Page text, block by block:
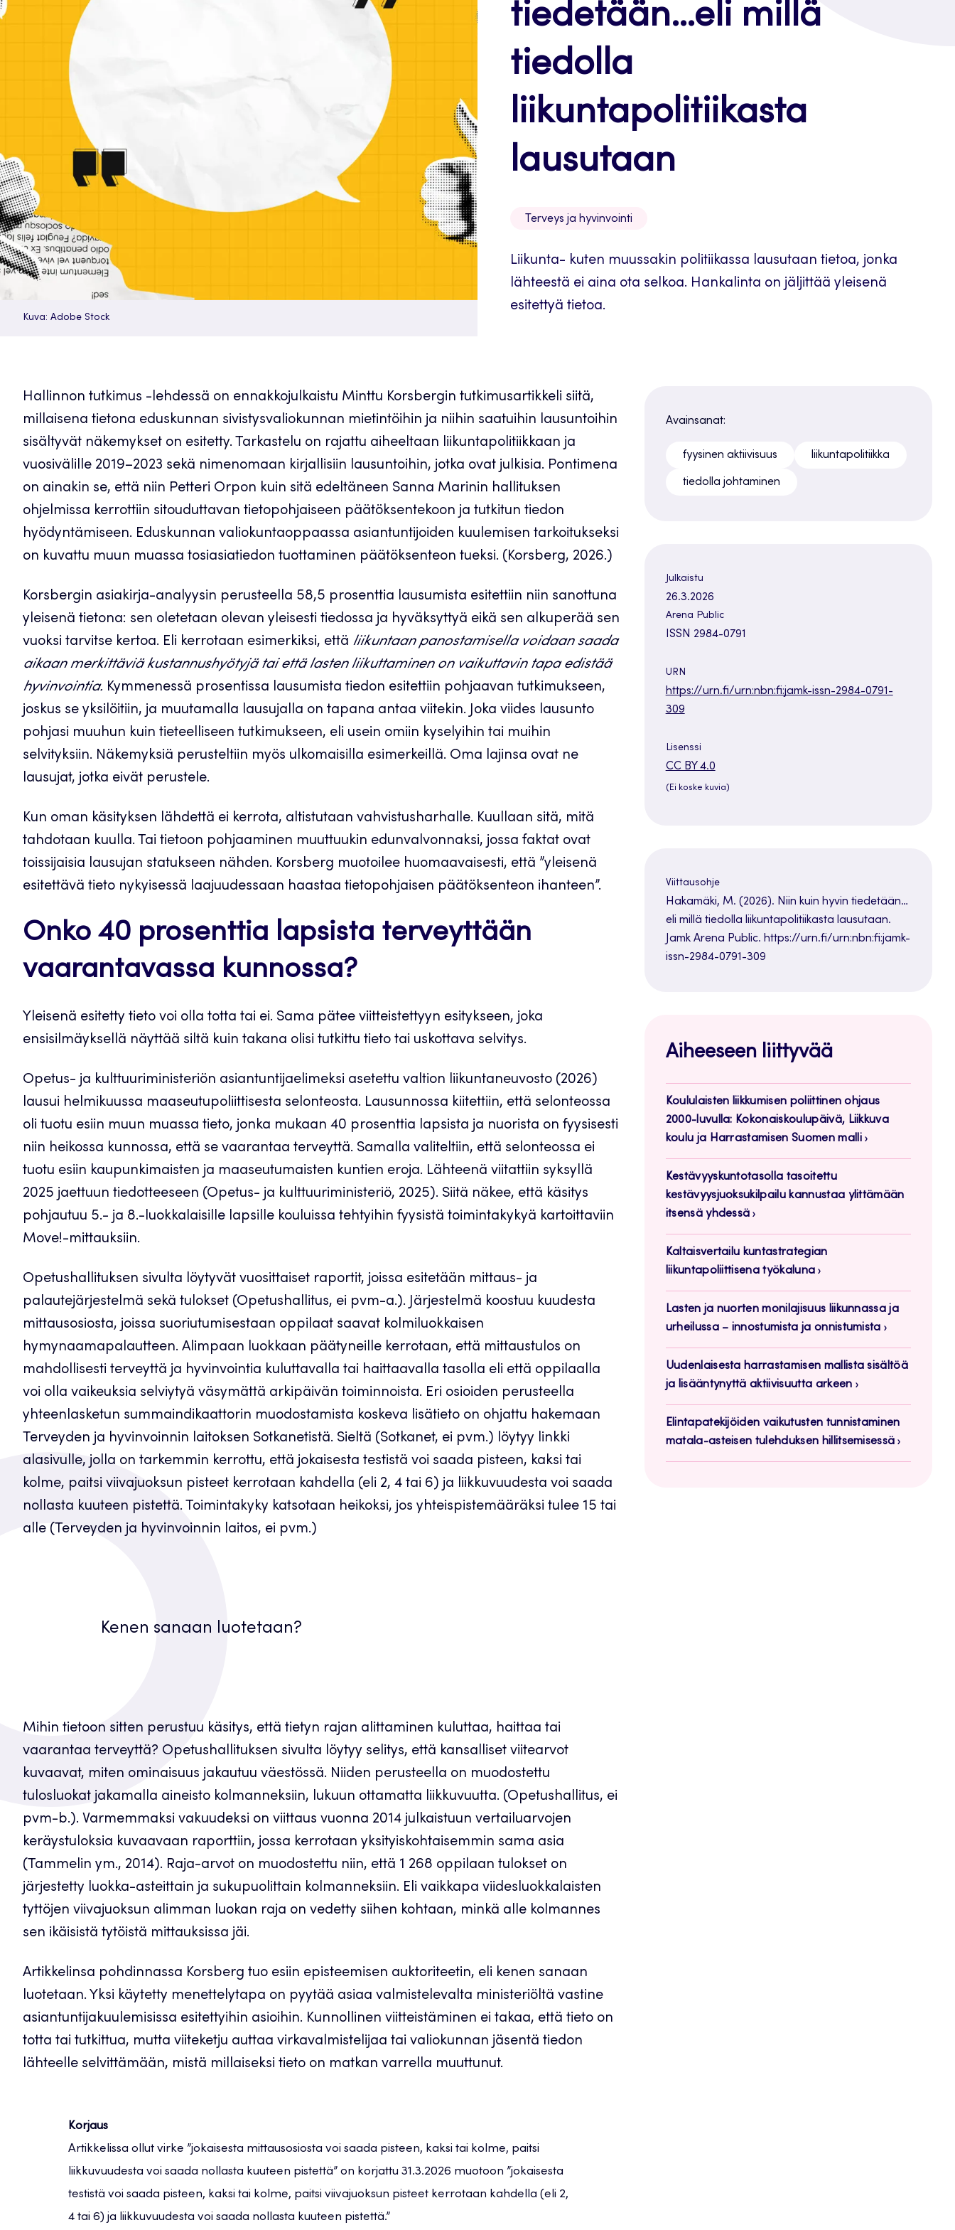
Kuva: Adobe Stock
tiedetään…eli millä
tiedolla
liikuntapolitiikasta
lausutaan
Terveys ja hyvinvointi
Liikunta- kuten muussakin politiikassa lausutaan tietoa, jonka
lähteestä ei aina ota selkoa. Hankalinta on jäljittää yleisenä
esitettyä tietoa.
Hallinnon tutkimus -lehdessä on ennakkojulkaistu Minttu Korsbergin tutkimusartikkeli siitä,
millaisena tietona eduskunnan sivistysvaliokunnan mietintöihin ja niihin saatuihin lausuntoihin
sisältyvät näkemykset on esitetty. Tarkastelu on rajattu aiheeltaan liikuntapolitiikkaan ja
vuosivälille 2019–2023 sekä nimenomaan kirjallisiin lausuntoihin, jotka ovat julkisia. Pontimena
on ainakin se, että niin Petteri Orpon kuin sitä edeltäneen Sanna Marinin hallituksen
ohjelmissa kerrottiin sitouduttavan tietopohjaiseen päätöksentekoon ja tutkitun tiedon
hyödyntämiseen. Eduskunnan valiokuntaoppaassa asiantuntijoiden kuulemisen tarkoitukseksi
on kuvattu muun muassa tosiasiatiedon tuottaminen päätöksenteon tueksi. (Korsberg, 2026.)
Korsbergin asiakirja-analyysin perusteella 58,5 prosenttia lausumista esitettiin niin sanottuna
yleisenä tietona: sen oletetaan olevan yleisesti tiedossa ja hyväksyttyä eikä sen alkuperää sen
vuoksi tarvitse kertoa. Eli kerrotaan esimerkiksi, että liikuntaan panostamisella voidaan saada
aikaan merkittäviä kustannushyötyjä tai että lasten liikuttaminen on vaikuttavin tapa edistää
hyvinvointia. Kymmenessä prosentissa lausumista tiedon esitettiin pohjaavan tutkimukseen,
joskus se yksilöitiin, ja muutamalla lausujalla on tapana antaa viitekin. Joka viides lausunto
pohjasi muuhun kuin tieteelliseen tutkimukseen, eli usein omiin kyselyihin tai muihin
selvityksiin. Näkemyksiä perusteltiin myös ulkomaisilla esimerkeillä. Oma lajinsa ovat ne
lausujat, jotka eivät perustele.
Kun oman käsityksen lähdettä ei kerrota, altistutaan vahvistusharhalle. Kuullaan sitä, mitä
tahdotaan kuulla. Tai tietoon pohjaaminen muuttuukin edunvalvonnaksi, jossa faktat ovat
toissijaisia lausujan statukseen nähden. Korsberg muotoilee huomaavaisesti, että ”yleisenä
esitettävä tieto nykyisessä laajuudessaan haastaa tietopohjaisen päätöksenteon ihanteen”.
Onko 40 prosenttia lapsista terveyttään
vaarantavassa kunnossa?
Yleisenä esitetty tieto voi olla totta tai ei. Sama pätee viitteistettyyn esitykseen, joka
ensisilmäyksellä näyttää siltä kuin takana olisi tutkittu tieto tai uskottava selvitys.
Opetus- ja kulttuuriministeriön asiantuntijaelimeksi asetettu valtion liikuntaneuvosto (2026)
lausui helmikuussa maaseutupoliittisesta selonteosta. Lausunnossa kiitettiin, että selonteossa
oli tuotu esiin muun muassa tieto, jonka mukaan 40 prosenttia lapsista ja nuorista on fyysisesti
niin heikossa kunnossa, että se vaarantaa terveyttä. Samalla valiteltiin, että selonteossa ei
tuotu esiin kaupunkimaisten ja maaseutumaisten kuntien eroja. Lähteenä viitattiin syksyllä
2025 jaettuun tiedotteeseen (Opetus- ja kulttuuriministeriö, 2025). Siitä näkee, että käsitys
pohjautuu 5.- ja 8.-luokkalaisille lapsille kouluissa tehtyihin fyysistä toimintakykyä kartoittaviin
Move!-mittauksiin.
Opetushallituksen sivulta löytyvät vuosittaiset raportit, joissa esitetään mittaus- ja
palautejärjestelmä sekä tulokset (Opetushallitus, ei pvm-a.). Järjestelmä koostuu kuudesta
mittausosiosta, joissa suoriutumisestaan oppilaat saavat kolmiluokkaisen
hymynaamapalautteen. Alimpaan luokkaan päätyneille kerrotaan, että mittaustulos on
mahdollisesti terveyttä ja hyvinvointia kuluttavalla tai haittaavalla tasolla eli että oppilaalla
voi olla vaikeuksia selviytyä väsymättä arkipäivän toiminnoista. Eri osioiden perusteella
yhteenlasketun summaindikaattorin muodostamista koskeva lisätieto on ohjattu hakemaan
Terveyden ja hyvinvoinnin laitoksen Sotkanetistä. Sieltä (Sotkanet, ei pvm.) löytyy linkki
alasivulle, jolla on tarkemmin kerrottu, että jokaisesta testistä voi saada pisteen, kaksi tai
kolme, paitsi viivajuoksun pisteet kerrotaan kahdella (eli 2, 4 tai 6) ja liikkuvuudesta voi saada
nollasta kuuteen pistettä. Toimintakyky katsotaan heikoksi, jos yhteispistemääräksi tulee 15 tai
alle (Terveyden ja hyvinvoinnin laitos, ei pvm.)
Kenen sanaan luotetaan?
Mihin tietoon sitten perustuu käsitys, että tietyn rajan alittaminen kuluttaa, haittaa tai
vaarantaa terveyttä? Opetushallituksen sivulta löytyy selitys, että kansalliset viitearvot
kuvaavat, miten ominaisuus jakautuu väestössä. Niiden perusteella on muodostettu
tulosluokat jakamalla aineisto kolmanneksiin, lukuun ottamatta liikkuvuutta. (Opetushallitus, ei
pvm-b.). Varmemmaksi vakuudeksi on viittaus vuonna 2014 julkaistuun vertailuarvojen
keräystuloksia kuvaavaan raporttiin, jossa kerrotaan yksityiskohtaisemmin sama asia
(Tammelin ym., 2014). Raja-arvot on muodostettu niin, että 1 268 oppilaan tulokset on
järjestetty luokka-asteittain ja sukupuolittain kolmanneksiin. Eli vaikkapa viidesluokkalaisten
tyttöjen viivajuoksun alimman luokan raja on vedetty siihen kohtaan, minkä alle kolmannes
sen ikäisistä tytöistä mittauksissa jäi.
Artikkelinsa pohdinnassa Korsberg tuo esiin episteemisen auktoriteetin, eli kenen sanaan
luotetaan. Yksi käytetty menettelytapa on pyytää asiaa valmistelevalta ministeriöltä vastine
asiantuntijakuulemisissa esitettyihin asioihin. Kunnollinen viitteistäminen ei takaa, että tieto on
totta tai tutkittua, mutta viiteketju auttaa virkavalmistelijaa tai valiokunnan jäsentä tiedon
lähteelle selvittämään, mistä millaiseksi tieto on matkan varrella muuttunut.
Korjaus
Artikkelissa ollut virke ”jokaisesta mittausosiosta voi saada pisteen, kaksi tai kolme, paitsi
liikkuvuudesta voi saada nollasta kuuteen pistettä” on korjattu 31.3.2026 muotoon ”jokaisesta
testistä voi saada pisteen, kaksi tai kolme, paitsi viivajuoksun pisteet kerrotaan kahdella (eli 2,
4 tai 6) ja liikkuvuudesta voi saada nollasta kuuteen pistettä.”
Avainsanat:
fyysinen aktiivisuus liikuntapolitiikka
tiedolla johtaminen
Julkaistu
26.3.2026
Arena Public
ISSN 2984-0791
URN
https://urn.fi/urn:nbn:fi:jamk-issn-2984-0791-
309
Lisenssi
CC BY 4.0Avautuu
uuteen
(Ei koske kuvia)
Viittausohje
Hakamäki, M. (2026). Niin kuin hyvin tiedetään…
eli millä tiedolla liikuntapolitiikasta lausutaan.
Jamk Arena Public. https://urn.fi/urn:nbn:fi:jamk-
issn-2984-0791-309
Aiheeseen liittyvää
Koululaisten liikkumisen poliittinen ohjaus
2000-luvulla: Kokonaiskoulupäivä, Liikkuva
koulu ja Harrastamisen Suomen malli
Kestävyyskuntotasolla tasoitettu
kestävyysjuoksukilpailu kannustaa ylittämään
itsensä yhdessä
Kaltaisvertailu kuntastrategian
liikuntapoliittisena työkaluna
Lasten ja nuorten monilajisuus liikunnassa ja
urheilussa – innostumista ja onnistumista
Uudenlaisesta harrastamisen mallista sisältöä
ja lisääntynyttä aktiivisuutta arkeen
Elintapatekijöiden vaikutusten tunnistaminen
matala-asteisen tulehduksen hillitsemisessä